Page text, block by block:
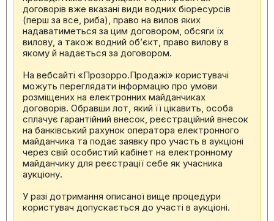
договорів вже вказані види водних біоресурсів
(перш за все, риба), право на вилов яких
надаватиметься за цим договором, обсяги їх
вилову, а також водний об’єкт, право вилову в
якому й надається за договором.
На вебсайті «Прозорро.Продажі» користувачі
можуть переглядати інформацію про умови
розміщених на електронних майданчиках
договорів. Обравши лот, який її цікавить, особа
сплачує гарантійний внесок, реєстраційний внесок
на банківський рахунок оператора електронного
майданчика та подає заявку про участь в аукціоні
через свій особистий кабінет на електронному
майданчику для реєстрації себе як учасника
аукціону.
У разі дотримання описаної вище процедури
користувач допускається до участі в аукціоні.